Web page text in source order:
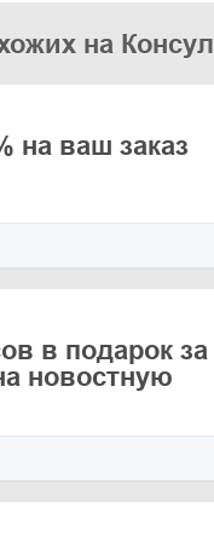
на Консул
на ваш заказ
в подарок за
новостную